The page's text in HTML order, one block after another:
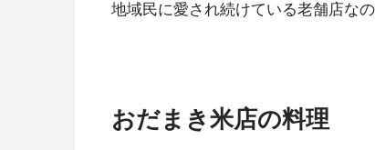
地域民に愛され続けている老舗店なの
おだまき米店の料理